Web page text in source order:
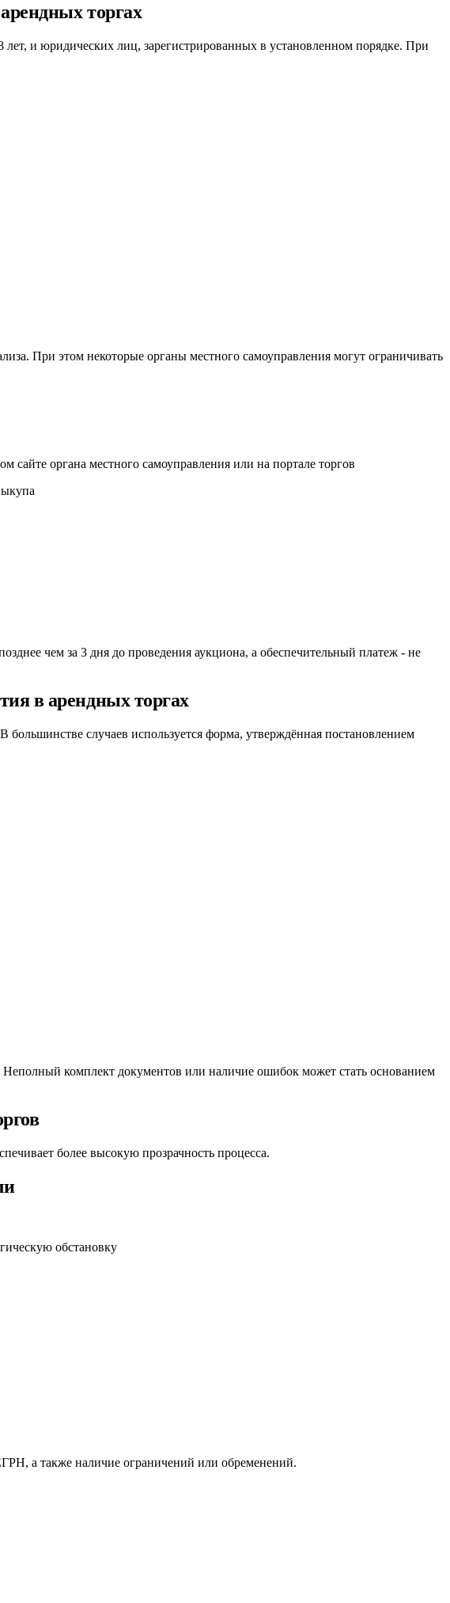
торгах
лет, и юридических лиц, зарегистрированных в установленном порядке. При
При этом некоторые органы местного самоуправления могут ограничивать
органа местного самоуправления или на портале торгов
чем за 3 дня до проведения аукциона, а обеспечительный платеж - не
в арендных торгах
большинстве случаев используется форма, утверждённая постановлением
комплект документов или наличие ошибок может стать основанием
более высокую прозрачность процесса.
обстановку
а также наличие ограничений или обременений.